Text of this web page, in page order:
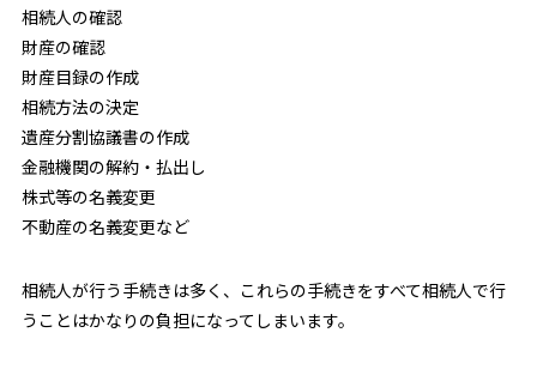
相続人の確認
財産の確認
財産目録の作成
相続方法の決定
遺産分割協議書の作成
金融機関の解約・払出し
株式等の名義変更
不動産の名義変更など
相続人が行う手続きは多く、これらの手続きをすべて相続人で行
うことはかなりの負担になってしまいます。